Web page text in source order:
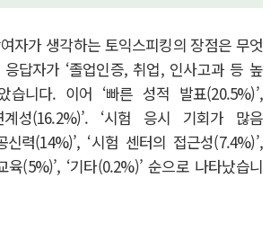
자가 생각하는 토익스피킹의 장점은 무엇
답자가 ‘졸업인증,취업, 인사고과 등 높
습니다. 이어 ‘빠른 성적 발표(20.5%)’,
성(16.2%)’. ‘시험 응시 기회가 많음
신력(14%)’, ‘시험 센터의 접근성(7.4%)’,
육(5%)’, ‘기타(0.2%)’순으로 나타났습니